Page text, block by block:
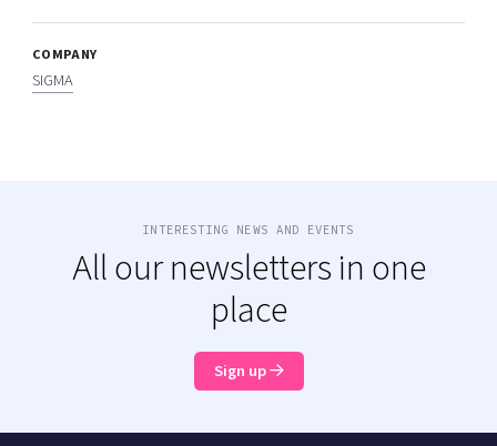
COMPANY
SIGMA
INTERESTING NEWS AND EVENTS
All our newsletters in one
place
Sign up